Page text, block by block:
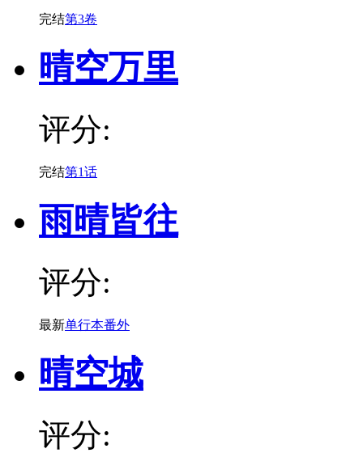
完结第3卷
晴空万里
评分:
完结第1话
雨晴皆往
评分:
最新单行本番外
晴空城
评分: